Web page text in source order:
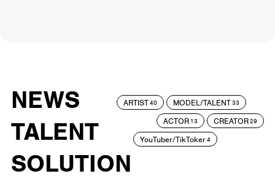
NEWS
TALENT
SOLUTION
ARTIST40 MODEL/TALENT33
ACTOR 13 CREATOR29
YouTuber/TikToker4